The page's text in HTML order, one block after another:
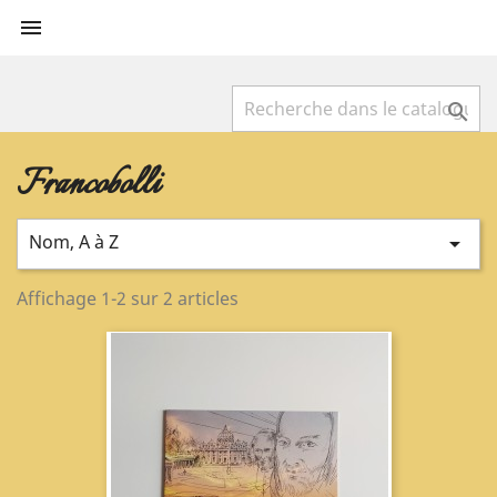


Francobolli
Nom, A à Z 
Affichage 1-2 sur 2 articles